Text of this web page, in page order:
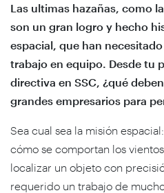
Las ultimas hazañas, como
son un gran logro y hecho
espacial, que han
trabajo en equipo. Desde tu
directiva en SSC, ¿qué
grandes empresarios para
Sea cual sea la misión
cómo se comportan los
localizar un objeto con
requerido un trabajo de